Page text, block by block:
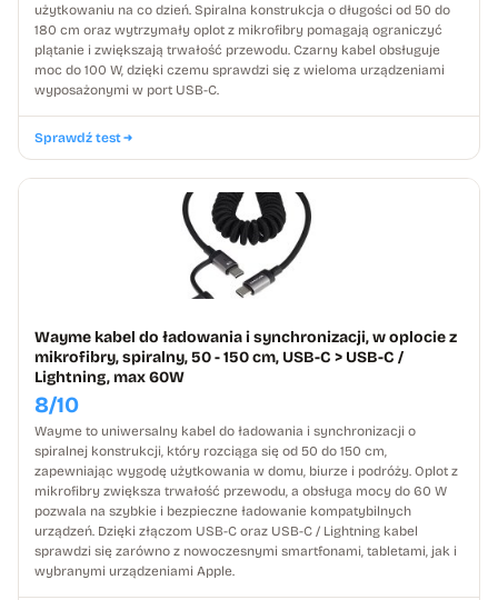
użytkowaniu na co dzień. Spiralna konstrukcja o długości od 50 do
180 cm oraz wytrzymały oplot z mikrofibry pomagają ograniczyć
plątanie i zwiększają trwałość przewodu. Czarny kabel obsługuje
moc do 100 W, dzięki czemu sprawdzi się z wieloma urządzeniami
wyposażonymi w port USB-C.
Sprawdź test
Wayme kabel do ładowania i synchronizacji, w oplocie z
mikrofibry, spiralny, 50 - 150 cm, USB-C > USB-C /
Lightning, max 60W
8/10
Wayme to uniwersalny kabel do ładowania i synchronizacji o
spiralnej konstrukcji, który rozciąga się od 50 do 150 cm,
zapewniając wygodę użytkowania w domu, biurze i podróży. Oplot z
mikrofibry zwiększa trwałość przewodu, a obsługa mocy do 60 W
pozwala na szybkie i bezpieczne ładowanie kompatybilnych
urządzeń. Dzięki złączom USB-C oraz USB-C / Lightning kabel
sprawdzi się zarówno z nowoczesnymi smartfonami, tabletami, jak i
wybranymi urządzeniami Apple.